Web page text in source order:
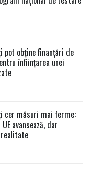
pot obține finanțări de
înființarea unei
cer măsuri mai ferme:
avansează, dar